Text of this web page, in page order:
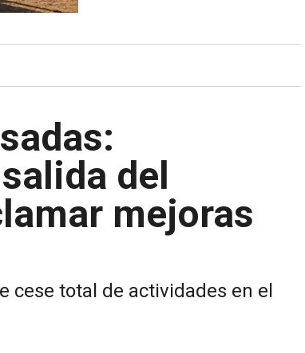
del
mejoras
cese total de actividades en el